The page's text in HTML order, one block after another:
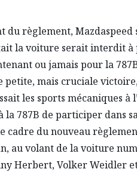
du règlement, Mazdaspeed
la voiture serait interdit à
ou jamais pour la
petite, mais cruciale
les sports mécaniques à
la 787B de participer dans
cadre du nouveau
au volant de la voiture
Herbert, Volker Weidler